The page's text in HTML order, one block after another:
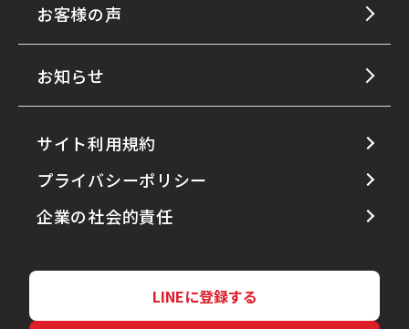
LINEに登録する
お客様の声
お知らせ
サイト利用規約
プライバシーポリシー
企業の社会的責任